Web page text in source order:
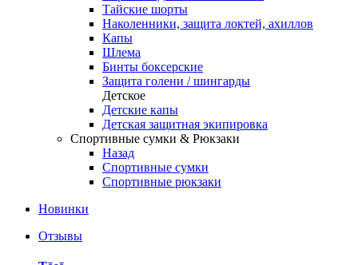
Тайские шорты
Наколенники, защита локтей, ахиллов
Капы
Шлема
Бинты боксерские
Защита голени / шингарды
Детское
Детские капы
Детская защитная экипировка
Спортивные сумки & Рюкзаки
Назад
Спортивные сумки
Спортивные рюкзаки
Новинки
Отзывы